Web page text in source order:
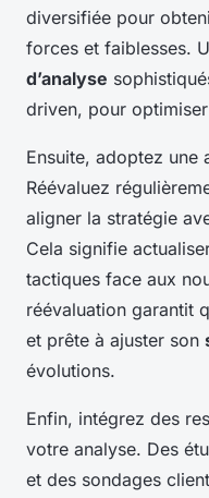
diversifiée pour
forces et faiblesses.
d’analyse
driven, pour
Ensuite, adoptez une
Réévaluez
aligner la stratégie
Cela signifie
tactiques face aux
réévaluation garantit
et prête à ajuster son
évolutions.
Enfin, intégrez des
votre analyse. Des
et des sondages